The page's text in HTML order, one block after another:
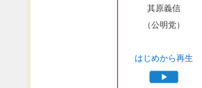
其原義信
（公明党）
はじめから再生